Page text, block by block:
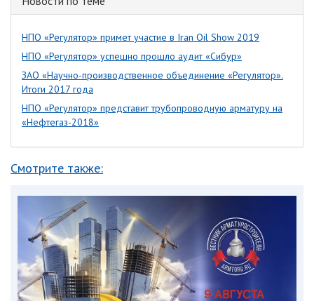
НПО «Регулятор» примет участие в Iran Oil Show 2019
НПО «Регулятор» успешно прошло аудит «Сибур»
ЗАО «Научно-производственное объединение «Регулятор».
Итоги 2017 года
НПО «Регулятор» представит трубопроводную арматуру на
«Нефтегаз-2018»
Смотрите также: